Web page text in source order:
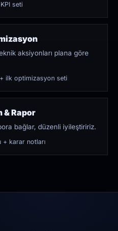
seti
aksiyonları plana göre
ilk optimizasyon seti
& Rapor
bağlar, düzenli iyileştiririz.
+ karar notları